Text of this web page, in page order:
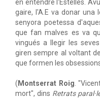
en entendre l'Estellés.
gaire, l'A.E va donar una
senyora poetessa
que fan malves es va
vingués a llegir les
giren sempre al voltant
que formen les
( Montserrat Roig .
mort", dins Retrats